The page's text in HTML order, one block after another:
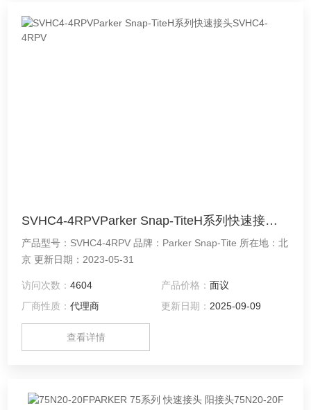
SVHC4-4RPVParker Snap-TiteH系列快速接头SVHC4-4RPV
产品型号：SVHC4-4RPV 品牌：Parker Snap-Tite 所在地：北
京 更新日期：2023-05-31
访问次数：4604 产品价格： 面议
厂商性质：代理商 更新日期： 2025-09-09
查看详情